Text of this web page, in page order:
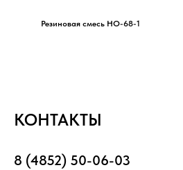
Резиновая смесь НО-68-1
КОНТАКТЫ
8 (4852) 50-06-03